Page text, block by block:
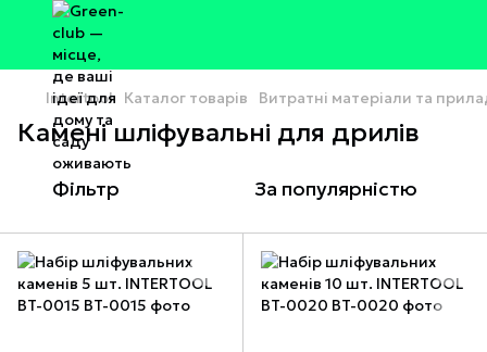
Intertool Каталог товарів Витратні матеріали та
Камені шліфувальні для дрилів
Фільтр За популярністю